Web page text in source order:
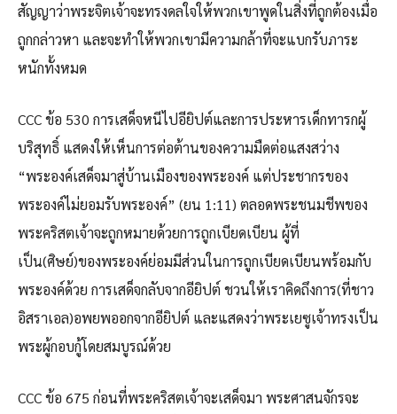
สัญญาว่าพระจิตเจ้าจะทรงดลใจให้พวกเขาพูดในสิ่งที่ถูกต้องเมื่อ
ถูกกล่าวหา และจะทำให้พวกเขามีความกล้าที่จะแบกรับภาระ
หนักทั้งหมด
CCC ข้อ 530 การเสด็จหนีไปอียิปต์และการประหารเด็กทารกผู้
บริสุทธิ์ แสดงให้เห็นการต่อต้านของความมืดต่อแสงสว่าง
“พระองค์เสด็จมาสู่บ้านเมืองของพระองค์ แต่ประชากรของ
พระองค์ไม่ยอมรับพระองค์” (ยน 1:11) ตลอดพระชนมชีพของ
พระคริสตเจ้าจะถูกหมายด้วยการถูกเบียดเบียน ผู้ที่
เป็น(ศิษย์)ของพระองค์ย่อมมีส่วนในการถูกเบียดเบียนพร้อมกับ
พระองค์ด้วย การเสด็จกลับจากอียิปต์ ชวนให้เราคิดถึงการ(ที่ชาว
อิสราเอล)อพยพออกจากอียิปต์ และแสดงว่าพระเยซูเจ้าทรงเป็น
พระผู้กอบกู้โดยสมบูรณ์ด้วย
CCC ข้อ 675 ก่อนที่พระคริสตเจ้าจะเสด็จมา พระศาสนจักรจะ